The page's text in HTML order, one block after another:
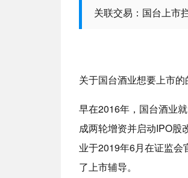
关联交易：国台上市
关于国台酒业想要上市的
早在2016年，国台酒业
成两轮增资并启动IPO股
业于2019年6月在证监会
了上市辅导。